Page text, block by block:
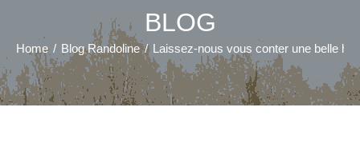
BLOG
Home / Blog Randoline / Laissez-nous vous conter une belle